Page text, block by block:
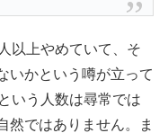
以上やめていて、そ
いかという噂が立って
いう人数は尋常では
然ではありません。ま